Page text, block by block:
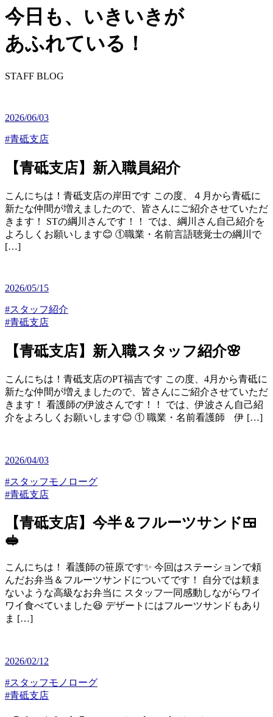
今⽇も、いきいきが
あふれている！
STAFF BLOG
2026/06/03
#青砥支店
【青砥支店】新入職員紹介
こんにちは！青砥支店の岸田です この度、４月から青砥に
新たな仲間が増えましたので、皆さんにご紹介させていただ
きます！ STの綱川さんです！！ では、綱川さん自己紹介を
よろしくお願いします😊 ①職業・名前言語聴覚士の綱川で
[…]
2026/05/15
#スタッフ紹介
#青砥支店
【青砥支店】新入職スタッフ紹介🌸
こんにちは！青砥支店のPT福吉です この度、4月から青砥に
新たな仲間が増えましたので、皆さんにご紹介させていただ
きます！ 看護師の伊波さんです！！ では、伊波さん自己紹
介をよろしくお願いします😊 ① 職業・名前看護師 伊 […]
2026/04/03
#スタッフモノローグ
#青砥支店
【青砥支店】今半＆フルーツサンド🍱
🥪
こんにちは！ 看護師の笹原です✨ 今回はステーションで頼
んだお弁当＆フルーツサンドについてです！ 自分では頼ま
ないような高級なお弁当に スタッフ一同感動しながらワイ
ワイ食べていました😆 デザートにはフルーツサンドもあり
ま […]
2026/02/12
#スタッフモノローグ
#青砥支店